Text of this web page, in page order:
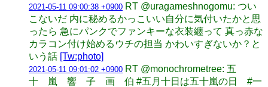
2021-05-11 09:00:38 +0900 RT @uragameshnogomu: つい
こないだ 内に秘めるかっこいい自分に気付いたかと思
ったら 急にパンクでファンキーな衣装纏って 真っ赤な
カラコン付け始めるウチの担当 かわいすぎないか？と
いう話 [Tw:photo]
2021-05-11 09:01:02 +0900 RT @monochrometree: 五
十 嵐 響 子 画 伯 #五月十日は五十嵐の日 #一